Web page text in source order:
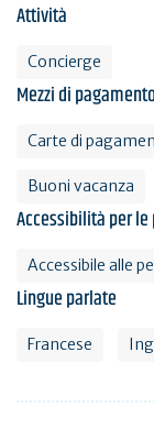
Attività
Concierge
Mezzi di pagamento
Carte di
Buoni vacanza
Accessibilità per
Accessibile alle
Lingue parlate
Francese